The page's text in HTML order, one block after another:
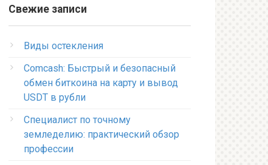
Свежие записи
Виды остекления
Comcash: Быстрый и безопасный
обмен биткоина на карту и вывод
USDT в рубли
Специалист по точному
земледелию: практический обзор
профессии